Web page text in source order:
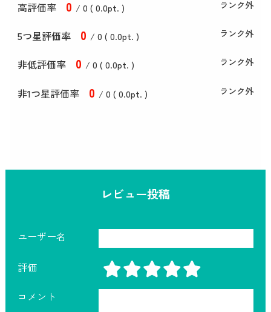
高評価率 0 / 0 ( 0.0pt. ) ランク外
5つ星評価率 0 / 0 ( 0.0pt. ) ランク外
非低評価率 0 / 0 ( 0.0pt. ) ランク外
非1つ星評価率 0 / 0 ( 0.0pt. ) ランク外
レビュー投稿
ユーザー名
評価
コメント